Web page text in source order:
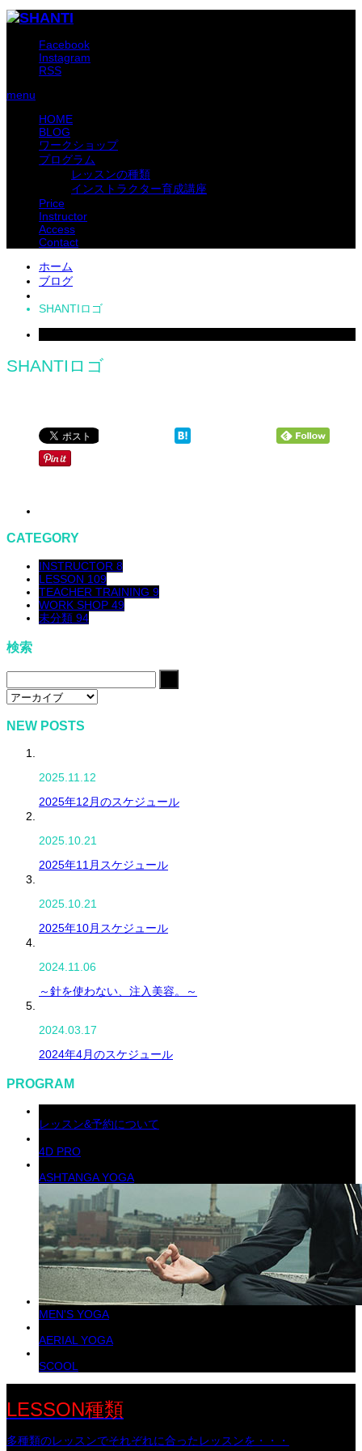
Facebook
Instagram
RSS
menu
HOME
BLOG
ワークショップ
プログラム
レッスンの種類
インストラクター育成講座
Price
Instructor
Access
Contact
ホーム
ブログ
SHANTIロゴ
SHANTIロゴ
CATEGORY
INSTRUCTOR 8
LESSON 109
TEACHER TRAINING 9
WORK SHOP 49
未分類 94
検索
NEW POSTS
2025.11.12
2025年12月のスケジュール
2025.10.21
2025年11月スケジュール
2025.10.21
2025年10月スケジュール
2024.11.06
～針を使わない、注入美容。～
2024.03.17
2024年4月のスケジュール
PROGRAM
レッスン&予約について
4D PRO
ASHTANGA YOGA
MEN'S YOGA
AERIAL YOGA
SCOOL
LESSON種類
多種類のレッスンでそれぞれに合ったレッスンを・・・